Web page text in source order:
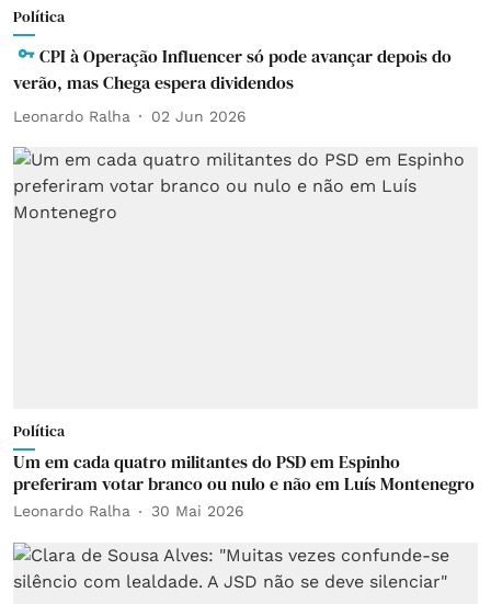
Política
CPI à Operação Influencer só pode avançar depois do
verão, mas Chega espera dividendos
Leonardo Ralha 02 Jun 2026
Política
Um em cada quatro militantes do PSD em Espinho
preferiram votar branco ou nulo e não em Luís Montenegro
Leonardo Ralha 30 Mai 2026